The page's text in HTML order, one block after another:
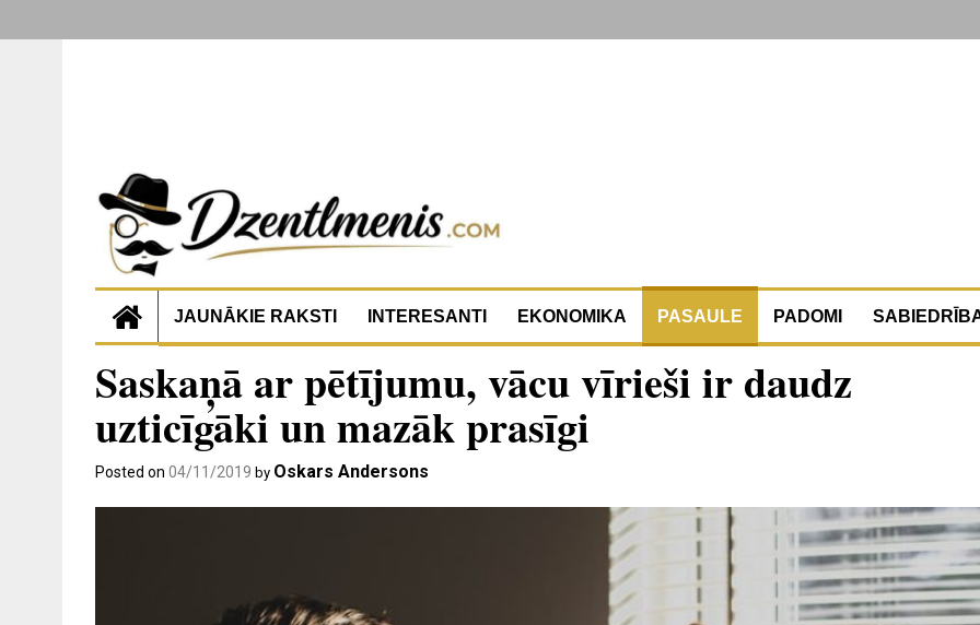
JAUNĀKIE RAKSTI INTERESANTI EKONOMIKA PASAULE PADOMI
Saskaņā ar pētījumu, vācu vīrieši ir daudz
uzticīgāki un mazāk prasīgi
Posted on 04/11/2019 by Oskars Andersons